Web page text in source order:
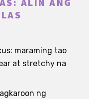
ALIN ANG
maraming tao
at stretchy na
ng